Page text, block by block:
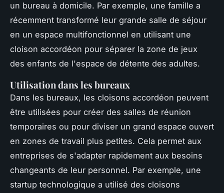
un bureau à domicile. Par exemple, une famille a
récemment transformé leur grande salle de séjour
en un espace multifonctionnel en utilisant une
cloison accordéon pour séparer la zone de jeux
des enfants de l'espace de détente des adultes.
Utilisation dans les bureaux
Dans les bureaux, les cloisons accordéon peuvent
être utilisées pour créer des salles de réunion
temporaires ou pour diviser un grand espace ouvert
en zones de travail plus petites. Cela permet aux
entreprises de s'adapter rapidement aux besoins
changeants de leur personnel. Par exemple, une
startup technologique a utilisé des cloisons